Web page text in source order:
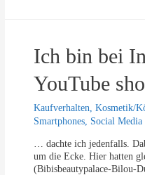
l
l
e
n
i
a
P
Ich bin bei
YouTube
Kaufverhalten,Kosmetik/
Smartphones, Social Media
… dachte ich jedenfalls.
um die Ecke. Hier hatten
(Bibisbeautypalace-Bilou-